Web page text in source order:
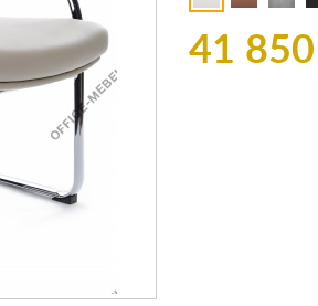
41 850